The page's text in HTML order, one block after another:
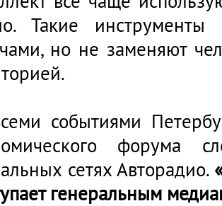
Такие
но не заменяют
событиями
форума
сетях Авторадио.
генеральным